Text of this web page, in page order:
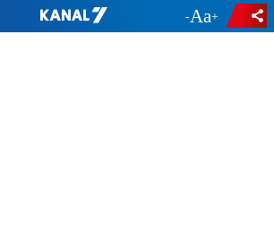
- +